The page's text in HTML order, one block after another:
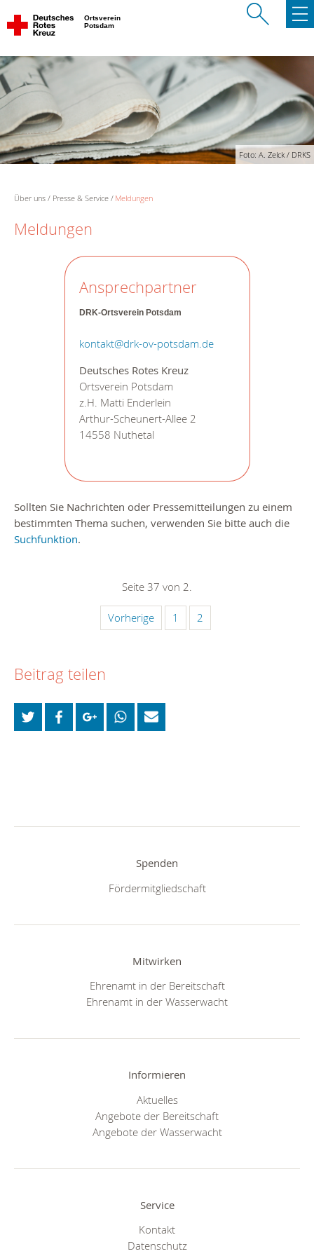
Ortsverein
Potsdam
Foto: A. Zelck / DRKS
Über uns Presse & Service Meldungen
Meldungen
Ansprechpartner
DRK-Ortsverein Potsdam
kontakt@drk-ov-potsdam.de
Deutsches Rotes Kreuz
Ortsverein Potsdam
z.H. Matti Enderlein
Arthur-Scheunert-Allee 2
14558 Nuthetal
Sollten Sie Nachrichten oder Pressemitteilungen zu einem
bestimmten Thema suchen, verwenden Sie bitte auch die
Suchfunktion.
Seite 37 von 2.
Vorherige 1 2
Beitrag teilen
Spenden
Fördermitgliedschaft
Mitwirken
Ehrenamt in der Bereitschaft
Ehrenamt in der Wasserwacht
Informieren
Aktuelles
Angebote der Bereitschaft
Angebote der Wasserwacht
Service
Kontakt
Datenschutz